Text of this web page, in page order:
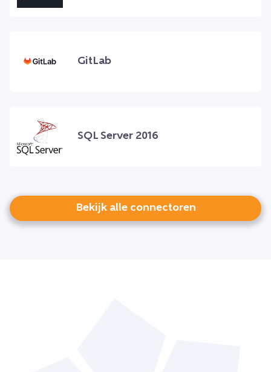
GitLab
SQL Server 2016
Bekijk alle connectoren